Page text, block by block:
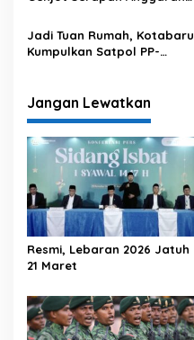
s
Jadi Tuan Rumah, Kotabaru
Kumpulkan Satpol PP-
Jangan Lewatkan
Resmi, Lebaran 2026 Jatuh
21 Maret